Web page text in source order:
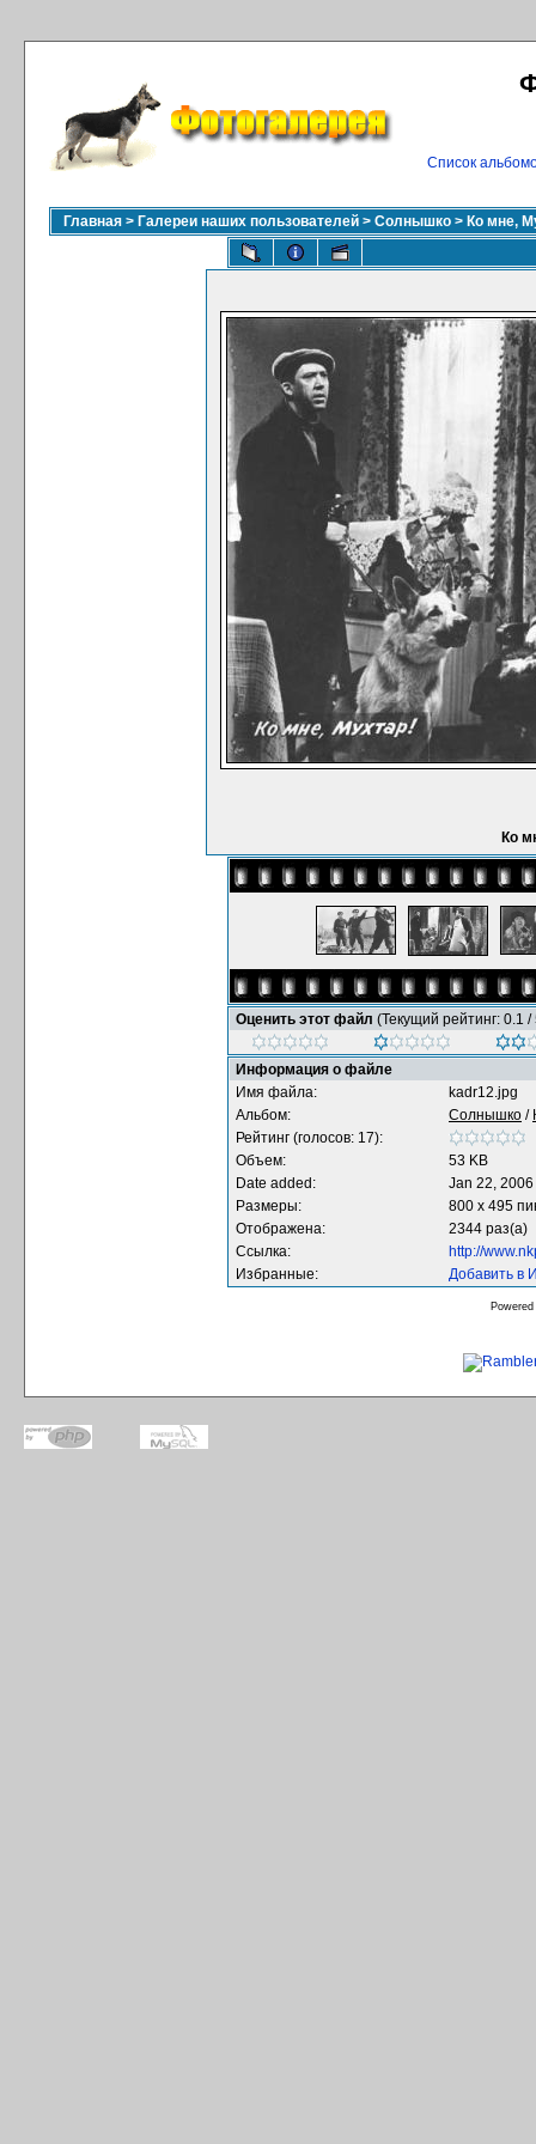
Список
Главная > Галереи наших пользователей > Солнышко > Ко мне,
Ко
Оценить этот файл (Текущий рейтинг: 0.1 /
Информация о файле
Имя файла:
kadr12.jpg
Альбом:
Солнышко /
Рейтинг (голосов: 17):
Объем:
53 KB
Date added:
Jan 22, 2006
Размеры:
800 x 495
Отображена:
2344 раз(а)
Ссылка:
http://
Избранные:
Добавить в